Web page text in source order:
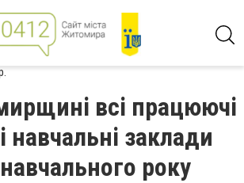
всі працюючі
навчальні заклади
року